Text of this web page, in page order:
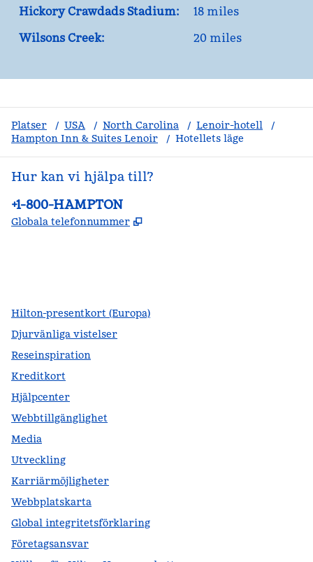
Hickory Crawdads Stadium:
18 miles
Wilsons Creek:
20 miles
Platser / USA / North Carolina / Lenoir-hotell
/
Hampton Inn & Suites Lenoir
/ Hotellets läge
Hur kan vi hjälpa till?
Telefon:
+1-800-HAMPTON
Globala telefonnummer ,
Hilton-presentkort (Europa)
Djurvänliga vistelser
Reseinspiration
Kreditkort
Hjälpcenter
Webbtillgänglighet
Media
Utveckling
Karriärmöjligheter
Webbplatskarta
Global integritetsförklaring
Företagsansvar